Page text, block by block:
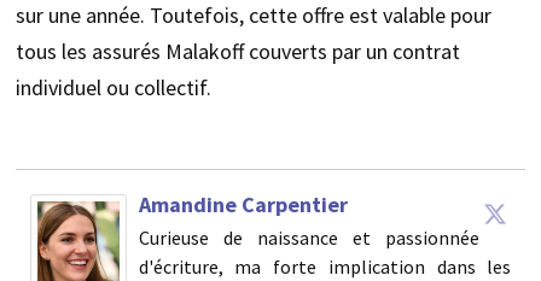
sur une année. Toutefois, cette offre est valable pour
tous les assurés Malakoff couverts par un contrat
individuel ou collectif.
Amandine Carpentier
Curieuse de naissance et passionnée
d'écriture, ma forte implication dans les